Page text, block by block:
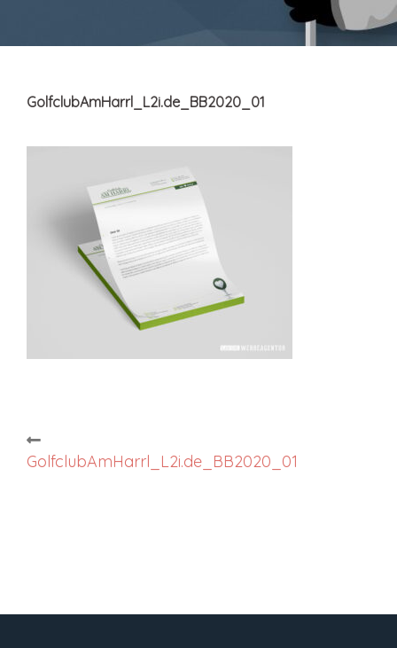
GolfclubAmHarrl_L2i.de_BB2020_01
Post
navigation
GolfclubAmHarrl_L2i.de_BB2020_01